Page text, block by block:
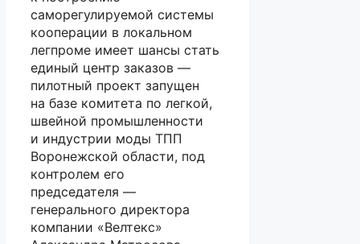
саморегулируемой системы
кооперации в локальном
легпроме имеет шансы стать
единый центр заказов —
пилотный проект запущен
на базе комитета по легкой,
швейной промышленности
и индустрии моды ТПП
Воронежской области, под
контролем его
председателя —
генерального директора
компании «Велтекс»